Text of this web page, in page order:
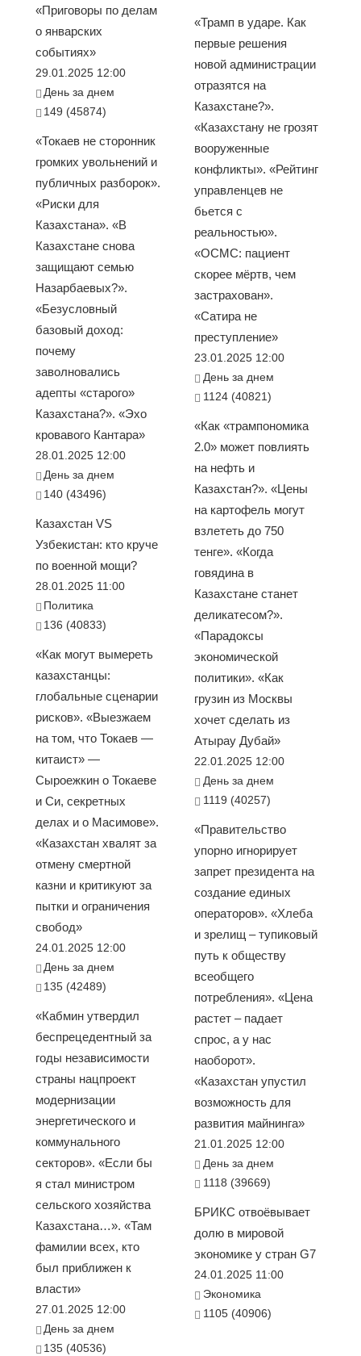
«Приговоры по делам
о январских
событиях»
29.01.2025 12:00
День за днем
149 (45874)
«Токаев не сторонник
громких увольнений и
публичных разборок».
«Риски для
Казахстана». «В
Казахстане снова
защищают семью
Назарбаевых?».
«Безусловный
базовый доход:
почему
заволновались
адепты «старого»
Казахстана?». «Эхо
кровавого Кантара»
28.01.2025 12:00
День за днем
140 (43496)
Казахстан VS
Узбекистан: кто круче
по военной мощи?
28.01.2025 11:00
Политика
136 (40833)
«Как могут вымереть
казахстанцы:
глобальные сценарии
рисков». «Выезжаем
на том, что Токаев —
китаист» —
Сыроежкин о Токаеве
и Си, секретных
делах и о Масимове».
«Казахстан хвалят за
отмену смертной
казни и критикуют за
пытки и ограничения
свобод»
24.01.2025 12:00
День за днем
135 (42489)
«Кабмин утвердил
беспрецедентный за
годы независимости
страны нацпроект
модернизации
энергетического и
коммунального
секторов». «Если бы
я стал министром
сельского хозяйства
Казахстана…». «Там
фамилии всех, кто
был приближен к
власти»
27.01.2025 12:00
День за днем
135 (40536)
«Трамп в ударе. Как
первые решения
новой администрации
отразятся на
Казахстане?».
«Казахстану не грозят
вооруженные
конфликты». «Рейтинг
управленцев не
бьется с
реальностью».
«ОСМС: пациент
скорее мёртв, чем
застрахован».
«Сатира не
преступление»
23.01.2025 12:00
День за днем
1124 (40821)
«Как «трампономика
2.0» может повлиять
на нефть и
Казахстан?». «Цены
на картофель могут
взлететь до 750
тенге». «Когда
говядина в
Казахстане станет
деликатесом?».
«Парадоксы
экономической
политики». «Как
грузин из Москвы
хочет сделать из
Атырау Дубай»
22.01.2025 12:00
День за днем
1119 (40257)
«Правительство
упорно игнорирует
запрет президента на
создание единых
операторов». «Хлеба
и зрелищ – тупиковый
путь к обществу
всеобщего
потребления». «Цена
растет – падает
спрос, а у нас
наоборот».
«Казахстан упустил
возможность для
развития майнинга»
21.01.2025 12:00
День за днем
1118 (39669)
БРИКС отвоёвывает
долю в мировой
экономике у стран G7
24.01.2025 11:00
Экономика
1105 (40906)